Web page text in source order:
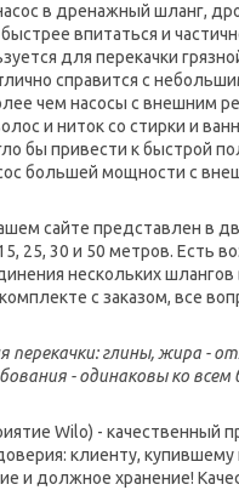
в дренажный шланг,
впитаться и
для перекачки
справится с
чем насосы с
и ниток со стирки и
бы привести к быстрой
большей мощности с
сайте представлен в
25, 30 и 50 метров. Есть
нескольких шлангов
с заказом, все
глины, жира -
- одинаковы ко
Wilo) - качественный
клиенту, купившему
и должное хранение!